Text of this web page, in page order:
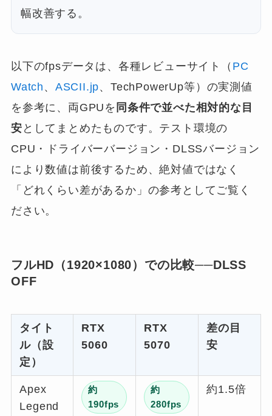
幅改善する。
以下のfpsデータは、各種レビューサイト（ PC
Watch 、 ASCII.jp、TechPowerUp等）の実測値
を参考に、両GPUを 同条件で並べた相対的な目
安 としてまとめたものです。テスト環境の
CPU・ドライバーバージョン・DLSSバージョン
により数値は前後するため、絶対値ではなく
「どれくらい差があるか」の参考としてご覧く
ださい。
フルHD（1920×1080）での比較──DLSS
OFF
タイト
ル（設
定）
RTX
5060
RTX
5070
差の目
安
Apex
Legend
約
190fps
約
280fps
約1.5倍